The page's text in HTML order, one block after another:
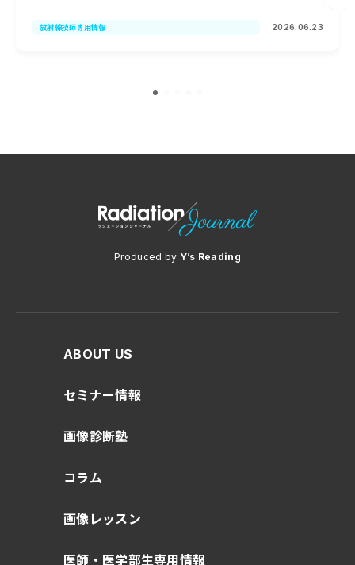
放射線技師専用情報 2026.06.23
Produced by Y’s Reading
ABOUT US
セミナー情報
画像診断塾
コラム
画像レッスン
医師・医学部生専用情報